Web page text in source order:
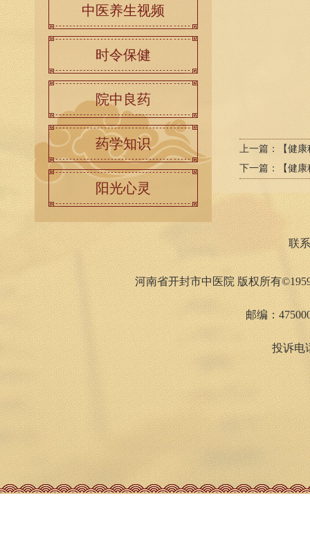
上一篇：
【健
下一篇：
【健
中医养生视频
时令保健
院中良药
药学知识
阳光心灵
联
河南省开封市中医院 版权所有
邮编：
投诉电